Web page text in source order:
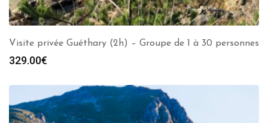
Visite privée Guéthary (2h) – Groupe de 1 à 30 personnes
329.00€